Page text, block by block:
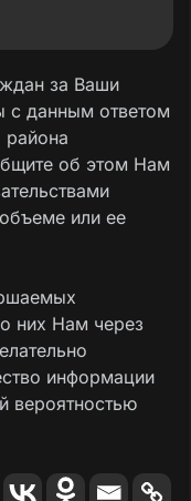
и
на ул.
с ул.
силового
–
на
11.11.2023. В
лица
с п. 3 ст. 15
за Ваши
с данным ответом
района
об этом Нам
или ее
них Нам через
информации
вероятностью